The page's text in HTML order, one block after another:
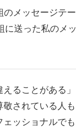
メッセージテ
送った私のメ
ることがある」
されている人も
ッショナルでも